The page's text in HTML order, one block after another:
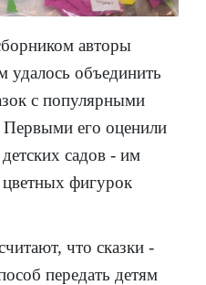
авторы
удалось объединить
с популярными
его оценили
садов - им
фигурок
что сказки -
передать детям